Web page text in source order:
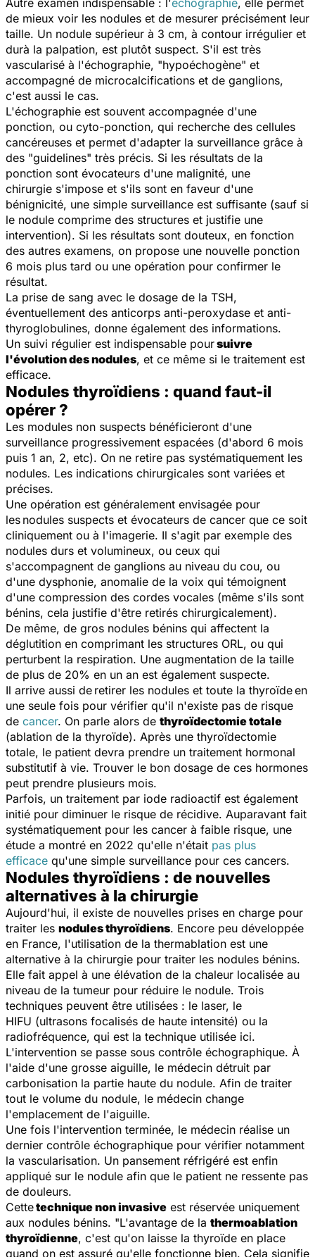
de mieux voir les nodules et de mesurer précisément leur
taille. Un nodule supérieur à 3 cm, à contour irrégulier et
durà la palpation, est plutôt suspect. S'il est très
vascularisé à l'échographie, "hypoéchogène" et
accompagné de microcalcifications et de ganglions,
c'est aussi le cas.
L'échographie est souvent accompagnée d'une
ponction, ou cyto-ponction, qui recherche des cellules
cancéreuses et permet d'adapter la surveillance grâce à
des "guidelines" très précis. Si les résultats de la
ponction sont évocateurs d'une malignité, une
chirurgie s'impose et s'ils sont en faveur d'une
bénignicité, une simple surveillance est suffisante (sauf si
le nodule comprime des structures et justifie une
intervention). Si les résultats sont douteux, en fonction
des autres examens, on propose une nouvelle ponction
6 mois plus tard ou une opération pour confirmer le
résultat.
La prise de sang avec le dosage de la TSH,
éventuellement des anticorps anti-peroxydase et anti-
thyroglobulines, donne également des informations.
Un suivi régulier est indispensable poursuivre
l'évolution des nodules, et ce même si le traitement est
efficace.
Nodules thyroïdiens : quand faut-il
opérer ?
Les modules non suspects bénéficieront d'une
surveillance progressivement espacées (d'abord 6 mois
puis 1 an, 2, etc). On ne retire pas systématiquement les
nodules. Les indications chirurgicales sont variées et
précises.
Une opération est généralement envisagée pour
les nodules suspects et évocateurs de cancer que ce soit
cliniquement ou à l'imagerie. Il s'agit par exemple des
nodules durs et volumineux, ou ceux qui
s'accompagnent de ganglions au niveau du cou, ou
d'une dysphonie, anomalie de la voix qui témoignent
d'une compression des cordes vocales (même s'ils sont
bénins, cela justifie d'être retirés chirurgicalement).
De même, de gros nodules bénins qui affectent la
déglutition en comprimant les structures ORL, ou qui
perturbent la respiration. Une augmentation de la taille
de plus de 20% en un an est également suspecte.
Il arrive aussi de retirer les nodules et toute la thyroïdeen
une seule fois pour vérifier qu'il n'existe pas de risque
de cancer. On parle alors de thyroïdectomie totale
(ablation de la thyroïde). Après une thyroïdectomie
totale, le patient devra prendre un traitement hormonal
substitutif à vie. Trouver le bon dosage de ces hormones
peut prendre plusieurs mois.
Parfois, un traitement par iode radioactif est également
initié pour diminuer le risque de récidive. Auparavant fait
systématiquement pour les cancer à faible risque, une
étude a montré en 2022 qu'elle n'était pas plus
efficace qu'une simple surveillance pour ces cancers.
Nodules thyroïdiens : de nouvelles
alternatives à la chirurgie
Aujourd'hui, il existe de nouvelles prises en charge pour
traiter les nodules thyroïdiens. Encore peu développée
en France, l'utilisation de la thermablation est une
alternative à la chirurgie pour traiter les nodules bénins.
Elle fait appel à une élévation de la chaleur localisée au
niveau de la tumeur pour réduire le nodule. Trois
techniques peuvent être utilisées : le laser, le
HIFU (ultrasons focalisés de haute intensité) ou la
radiofréquence, qui est la technique utilisée ici.
L'intervention se passe sous contrôle échographique. À
l'aide d'une grosse aiguille, le médecin détruit par
carbonisation la partie haute du nodule. Afin de traiter
tout le volume du nodule, le médecin change
l'emplacement de l'aiguille.
Une fois l'intervention terminée, le médecin réalise un
dernier contrôle échographique pour vérifier notamment
la vascularisation. Un pansement réfrigéré est enfin
appliqué sur le nodule afin que le patient ne ressente pas
de douleurs.
Cettetechnique non invasive est réservée uniquement
aux nodules bénins. "L'avantage de la thermoablation
thyroïdienne, c'est qu'on laisse la thyroïde en place
quand on est assuré qu'elle fonctionne bien. Cela signifie